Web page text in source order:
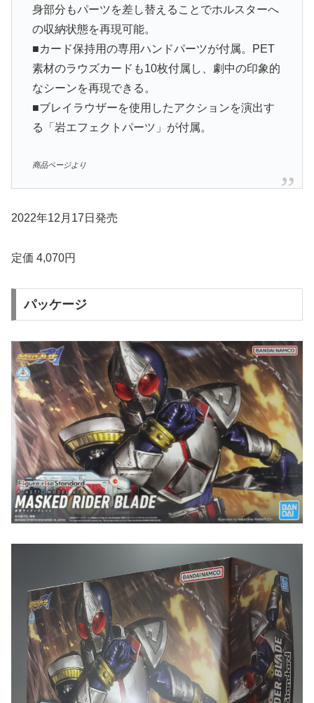
身部分もパーツを差し替えることでホルスターへ
の収納状態を再現可能。
■カード保持用の専用ハンドパーツが付属。PET
素材のラウズカードも10枚付属し、劇中の印象的
なシーンを再現できる。
■ブレイラウザーを使用したアクションを演出す
る「岩エフェクトパーツ」が付属。
商品ページより
2022年12月17日発売
定価 4,070円
パッケージ